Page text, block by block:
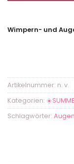
Wimpern- und
Artikelnummer: n. v.
Kategorien:
Schlagwörter: